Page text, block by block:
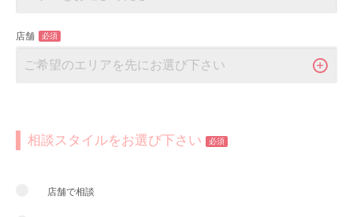
店舗 必須
相談スタイルをお選び下さい 必須
店舗で相談